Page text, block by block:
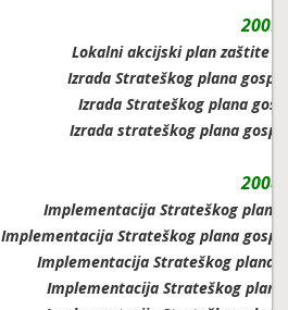
Lokalni akcijski plan zaštite
Izrada Strateškog plana
Izrada Strateškog plana
Izrada strateškog plana
Implementacija Strateškog plana
Implementacija Strateškog plana
Implementacija Strateškog plana
Implementacija Strateškog